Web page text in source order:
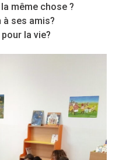
même chose ?
à ses amis?
la vie?